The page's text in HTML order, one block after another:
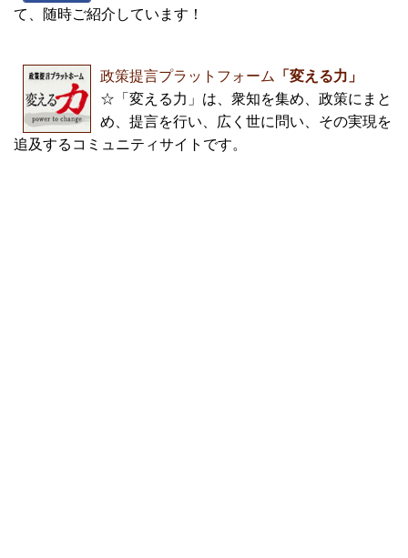
て、随時ご紹介しています！
政策提言プラットフォーム
「変える力」
☆「変える力」は、衆知を集め、政策にまと
め、提言を行い、広く世に問い、その実現を
追及するコミュニティサイトです。